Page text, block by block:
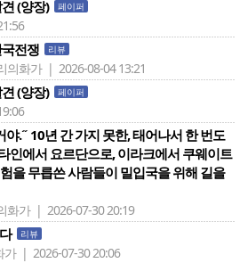
(양장) 페이퍼
전쟁 리뷰
의화가 | 2026-08-04 13:21
(양장) 페이퍼
.˝ 10년 간 가지 못한, 태어나서 한 번도
인에서 요르단으로, 이라크에서 쿠웨이트
을 무릅쓴 사람들이 밀입국을 위해 길을
화가 | 2026-07-30 20:19
리뷰
가 | 2026-07-30 20:06